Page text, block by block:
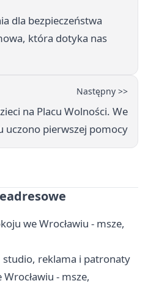
dla bezpieczeństwa
która dotyka nas
Następny >>
na Placu Wolności. We
uczono pierwszej pomocy
we Wrocławiu - msze,
studio, reklama i patronaty
- msze,